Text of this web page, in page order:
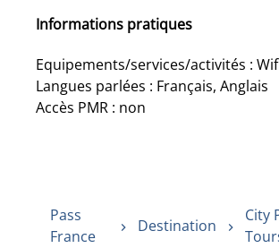
Informations pratiques
Equipements/services/activités :
Langues parlées : Français, Anglais
Accès PMR : non
Pass
France
Destination
City